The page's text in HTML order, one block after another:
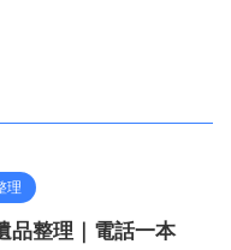
理
品整理｜電話一本